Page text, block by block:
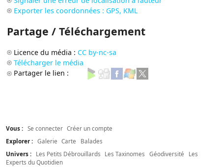
Exporter les coordonnées : GPS, KML
Partage / Téléchargement
Licence du média : CC by-nc-sa
Télécharger le média
Partager le lien :
Vous : Se connecter Créer un compte
Explorer : Galerie Carte
Balades
Univers :
Les Petits Débrouillards Les Taxinomes Géodiversité
Les
Experts du Quotidien